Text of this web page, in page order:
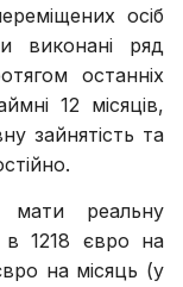
осіб
виконані ряд
останніх
12 місяців,
зайнятість та
мати реальну
в 1218 євро на
на місяць (у